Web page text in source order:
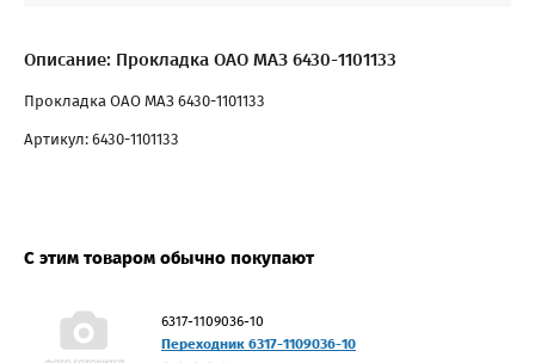
Описание: Прокладка ОАО МАЗ 6430-1101133
Прокладка ОАО МАЗ 6430-1101133
Артикул: 6430-1101133
С этим товаром обычно покупают
6317-1109036-10
Переходник 6317-1109036-10